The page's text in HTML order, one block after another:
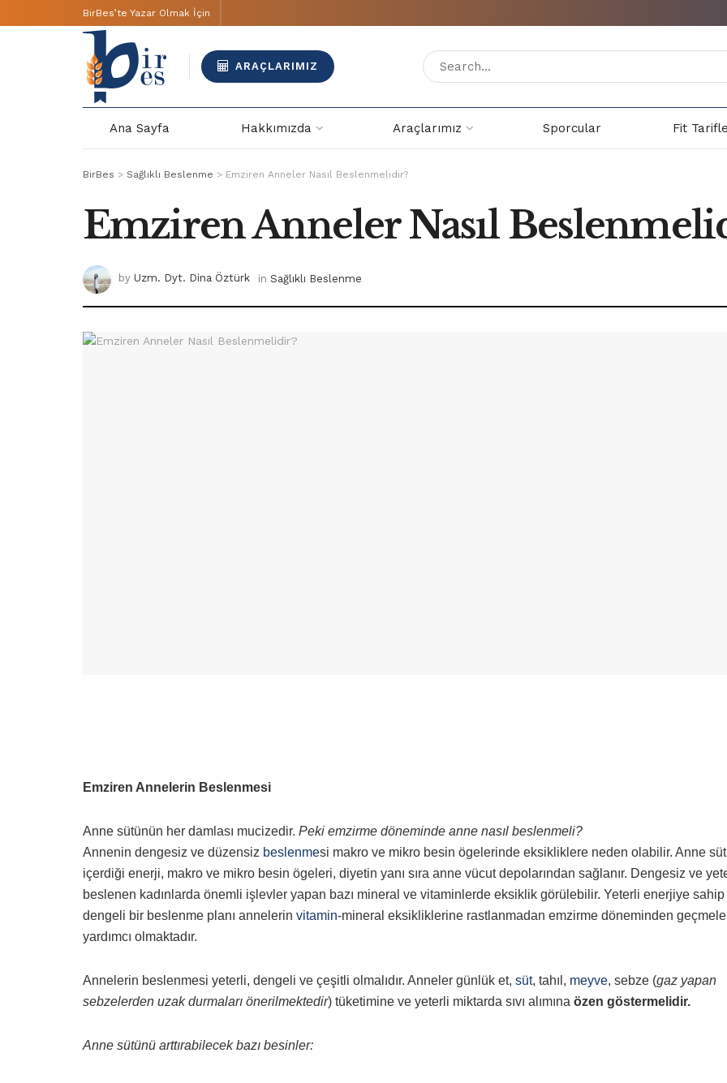
BirBes’te Yazar Olmak İçin
ARAÇLARIMIZ
Ana Sayfa Hakkımızda Araçlarımız Sporcular Fit
BirBes > Sağlıklı Beslenme > Emziren Anneler Nasıl Beslenmelidir?
Emziren Anneler Nasıl
by Uzm. Dyt. Dina Öztürk in Sağlıklı Beslenme
Emziren Annelerin Beslenmesi
Anne sütünün her damlası mucizedir. Peki emzirme döneminde anne nasıl beslenmeli?
Annenin dengesiz ve düzensiz beslenmesi makro ve mikro besin ögelerinde eksikliklere neden olabilir. Anne
içerdiği enerji, makro ve mikro besin ögeleri, diyetin yanı sıra anne vücut depolarından sağlanır. Dengesiz ve
beslenen kadınlarda önemli işlevler yapan bazı mineral ve vitaminlerde eksiklik görülebilir. Yeterli enerjiye sahip
dengeli bir beslenme planı annelerin vitamin-mineral eksikliklerine rastlanmadan emzirme döneminden
yardımcı olmaktadır.
Annelerin beslenmesi yeterli, dengeli ve çeşitli olmalıdır. Anneler günlük et, süt, tahıl, meyve, sebze (gaz yapan
sebzelerden uzak durmaları önerilmektedir) tüketimine ve yeterli miktarda sıvı alımına özen göstermelidir.
Anne sütünü arttırabilecek bazı besinler: